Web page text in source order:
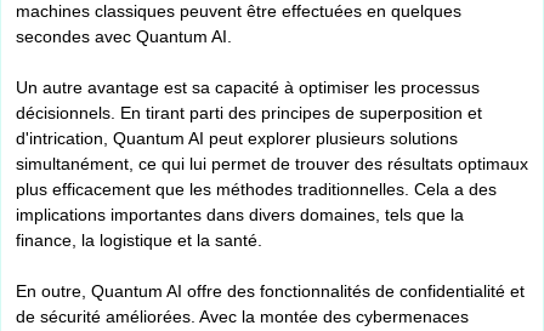
machines classiques peuvent être effectuées en quelques
secondes avec Quantum AI.
Un autre avantage est sa capacité à optimiser les processus
décisionnels. En tirant parti des principes de superposition et
d'intrication, Quantum AI peut explorer plusieurs solutions
simultanément, ce qui lui permet de trouver des résultats optimaux
plus efficacement que les méthodes traditionnelles. Cela a des
implications importantes dans divers domaines, tels que la
finance, la logistique et la santé.
En outre, Quantum AI offre des fonctionnalités de confidentialité et
de sécurité améliorées. Avec la montée des cybermenaces